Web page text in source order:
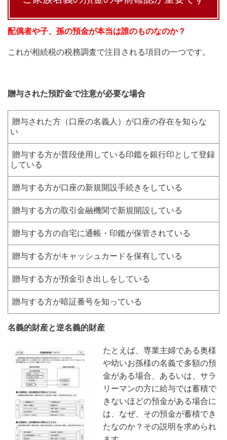
配偶者や子、孫の預金が本当は誰のものなのか？
これが相続税の税務調査で注目される項目の一つです。
贈与された預貯金で注意が必要な場合
贈与された方（口座の名義人）が口座の存在を知らな
い
贈与する方が普段使用している印鑑を銀行印として登録
している
贈与する方が口座の新規開設手続きをしている
贈与する方の取引金融機関で新規開設している
贈与する方の自宅に通帳・印鑑が保管されている
贈与する方がキャッシュカードを保有している
贈与する方が預金引き出しをしている
贈与する方が暗証番号を知っている
名義的財産と逆名義的財産
たとえば、専業主婦である奥様
や幼いお孫様の名義で多額の預
金がある場合、あるいは、サラ
リーマンの方に給与では蓄積で
きないほどの預金がある場合に
は、なぜ、その預金が蓄積でき
たなのか？その説明を求められ